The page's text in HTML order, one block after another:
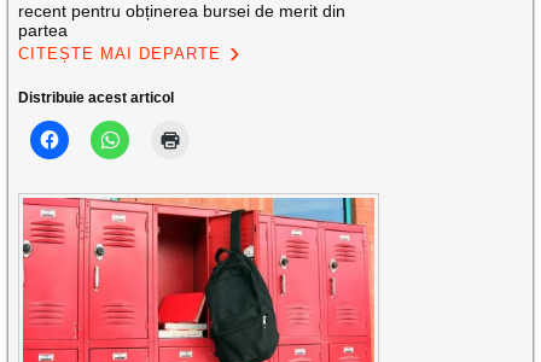
recent pentru obținerea bursei de merit din
partea
CITEȘTE MAI DEPARTE
Distribuie acest articol